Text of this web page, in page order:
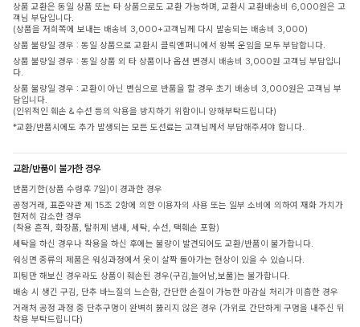
상품 교환은 동일 상품 또는 타 상품으로도 교환 가능하며, 교환시 교환배송비 6,000원은 고
객님 부담입니다.
(상품을 저희쪽에 보내는 배송비 3,000+고객님께 다시 발송되는 배송비 3,000)
상품 불량일 경우 : 동일 상품으로 교환시 클릭앤퍼니에서 왕복 운임을 모두 부담합니다.
상품 불량일 경우 : 동일 상품 외 타 상품이나 옵션 변경시 배송비 3,000원 고객님 부담입니
다.
상품 불량일 경우 : 교환이 아닌 변심으로 반품을 할 경우 초기 배송비 3,000원은 고객님 부
담입니다.
(인위적인 훼손 & 수선 등의 악용을 방지하기 위함이니 양해부탁드립니다)
*교환/반품시에도 추가 발생되는 모든 도선료는 고객님께서 부담해주셔야 합니다.
교환/반품이 불가한 경우
반품기한(상품 수령후 7일)이 경과한 경우
공정거래, 표준약관 제 15조 2항에 의한 이용자의 사용 또는 일부 소비에 의하여 재화 가치가
현저히 감소한 경우
(착용 흔적, 화장품, 탈취제 냄새, 세탁, 수선, 택훼손 포함)
세탁을 하신 경우나 착용을 하신 후에는 불량이 발견되어도 교환/반품이 불가합니다.
워싱면 종류의 제품은 워싱과정에서 옷이 살짝 돌아가는 현상이 있을 수 있습니다.
피팅만 해보신 경우라도 상품이 훼손된 경우(구김,늘어남,보풀)는 불가합니다.
배송 시 생긴 구김, 단추 바느질의 느슨함, 간단한 손질이 가능한 마감실 처리가 미흡한 경우
거래처 공정 과정 중 단추구멍이 완벽히 뚫리지 않은 경우 (가위로 간단하게 구멍을 내주신 뒤
착용 부탁드립니다)